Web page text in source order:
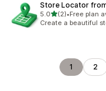
Store Locator
5.0별 5개 중
(2)
총 리뷰 2개
•Free plan
Create a beautiful
1 2